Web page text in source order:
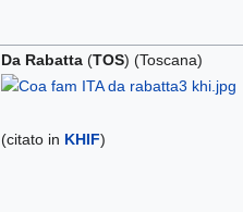
Da Rabatta(TOS) (Toscana)
(citato in KHIF)